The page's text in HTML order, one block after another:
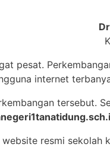
pesat.
internet
tersebut.
resmi